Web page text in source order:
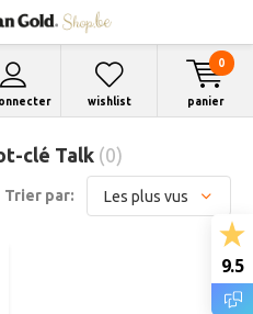
wishlist panier
0
clé Talk (0)
Trier par:
9.5